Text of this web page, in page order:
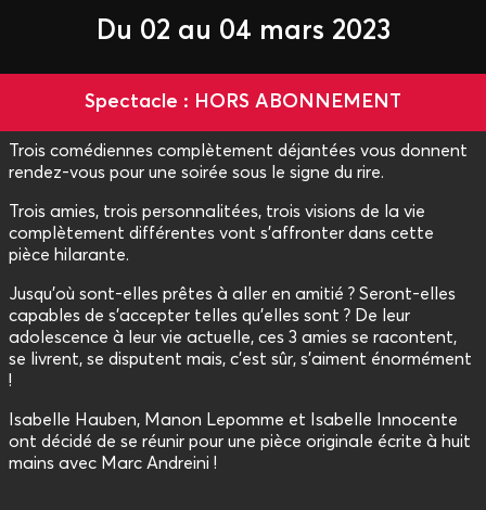
Du 02 au 04 mars 2023
Spectacle : HORS ABONNEMENT
Trois comédiennes complètement déjantées vous donnent
rendez-vous pour une soirée sous le signe du rire.
Trois amies, trois personnalitées, trois visions de la vie
complètement différentes vont s'affronter dans cette
pièce hilarante.
Jusqu'où sont-elles prêtes à aller en amitié ? Seront-elles
capables de s'accepter telles qu'elles sont ? De leur
adolescence à leur vie actuelle, ces 3 amies se racontent,
se livrent, se disputent mais, c'est sûr, s'aiment énormément
!
Isabelle Hauben, Manon Lepomme et Isabelle Innocente
ont décidé de se réunir pour une pièce originale écrite à huit
mains avec Marc Andreini !